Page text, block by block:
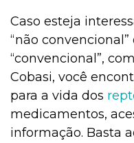
Caso esteja
“não
“convencional”,
Cobasi, você
para a vida dos
medicamentos,
informação. Basta